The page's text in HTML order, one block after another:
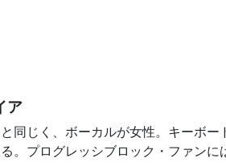
ア
同じく、ボーカルが女性。キーボ
。プログレッシブロック・ファン